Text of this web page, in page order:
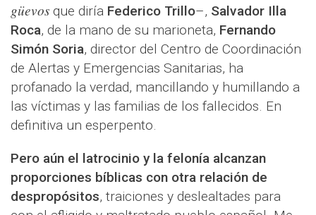
güevos que diría Federico Trillo–, Salvador Illa
Roca, de la mano de su marioneta, Fernando
Simón Soria, director del Centro de Coordinación
de Alertas y Emergencias Sanitarias, ha
profanado la verdad, mancillando y humillando a
las víctimas y las familias de los fallecidos. En
definitiva un esperpento.
Pero aún el latrocinio y la felonía alcanzan
proporciones bíblicas con otra relación de
despropósitos, traiciones y deslealtades para